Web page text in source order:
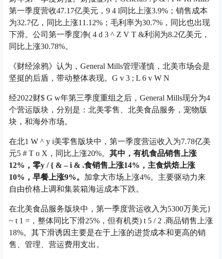
第一季度营收47.17亿美元， 9 4 l同比上涨3.9%；销售成本
为32.7亿，同比上涨11.12%；毛利率为30.7%，同比也出现
下滑。公司第一季度净( 4 d 3 ^ Z V T &利润为8.2亿美元，
同比上涨30.78%。
《财经涂鸦》认为，General Mills管理谨慎，北美市场会是
坚挺的后盾，带动整体表现。 G v 3 ; L 6 v W N
经2022财$ G w年第三季度重组之后，General Mills现分为4
个营运版块，分别是：北美零售、北美食品服务，宠物版
块，和海外市场。
在北1 W ^ y i美零售版块中，第一季度营运收入为7.78亿美
元5 # T o X ，同比上涨20%。 其中，有机食品销售上涨
12%，零y / { & – i & .食销售上涨14%，主食烘焙上涨
10%，早餐上涨9%。 加拿大市场上涨4%。主要驱动力来
自由价格上调和集装箱海运成本下跌。
在北美食品服务版块中，第一季度营运收入为5300万美元}
~ t 1 = ，整体同比下滑25%，但有机类) t 5 / 2 .商品销售上涨
18%。其下滑诱因主要是在于上涨的进货成本和更高的销
售、管理、营运费用支出。